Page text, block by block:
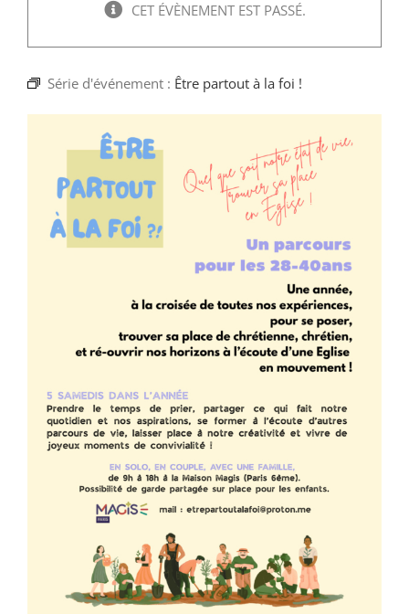
Magis Paris
Cowork Magis
JRS France
Réseau Magis
CET ÉVÈNEMENT EST PASSÉ.
Série d'événement : Être partout à la foi !